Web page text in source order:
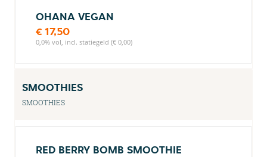
OHANA VEGAN
€ 17,50
0,0% vol, incl. statiegeld (€ 0,00)
SMOOTHIES
SMOOTHIES
RED BERRY BOMB SMOOTHIE